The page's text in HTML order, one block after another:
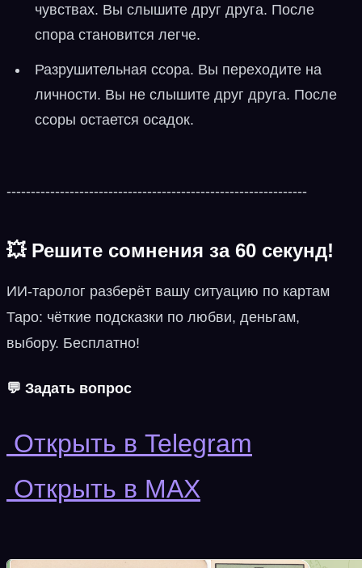
чувствах. Вы слышите друг друга. После
спора становится легче.
Разрушительная ссора. Вы переходите на
личности. Вы не слышите друг друга. После
ссоры остается осадок.
--------------------------------------------------------------
💥 Решите сомнения за 60 секунд!
ИИ‑таролог разберёт вашу ситуацию по картам
Таро: чёткие подсказки по любви, деньгам,
выбору. Бесплатно!
💬 Задать вопрос
Открыть в Telegram
Открыть в MAX